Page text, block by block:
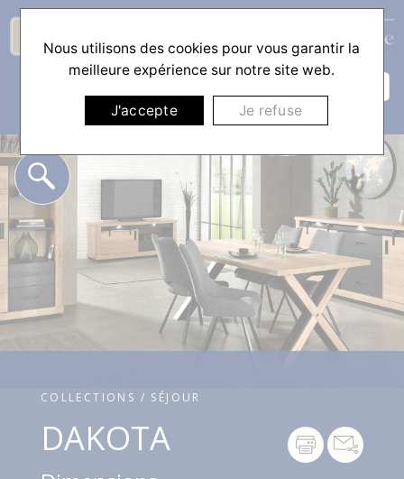
☰
COLLECTIONS / SÉJOUR
DAKOTA
Nous utilisons des cookies pour vous garantir la
meilleure expérience sur notre site web.
J'accepte Je refuse